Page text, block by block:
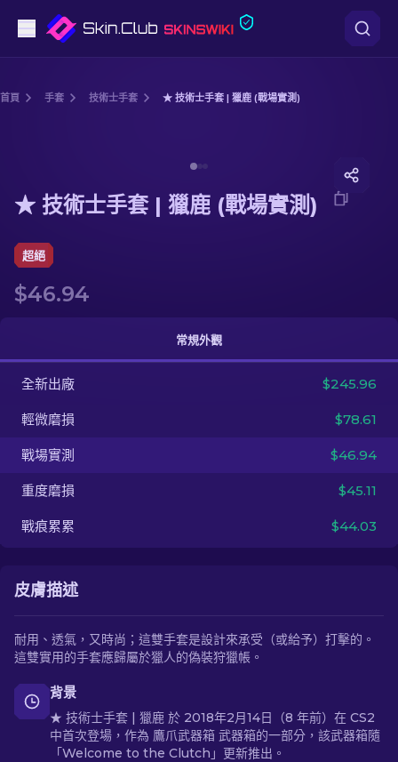
狙擊步槍
手套
其他
首頁 手套 技術士手套 ★ 技術士手套 | 獵鹿 (戰場實測)
★ 技術士手套 | 獵鹿 (戰場實測)
超絕
$46.94
常規外觀
全新出廠 $245.96
輕微磨損 $78.61
戰場實測 $46.94
重度磨損 $45.11
戰痕累累 $44.03
皮膚描述
耐用、透氣，又時尚；這雙手套是設計來承受（或給予）打擊的。
這雙實用的手套應歸屬於獵人的偽裝狩獵帳。
背景
★ 技術士手套 | 獵鹿 於 2018年2月14日（8 年前）在 CS2
中首次登場，作為 鷹爪武器箱 武器箱的一部分，該武器箱隨
「Welcome to the Clutch」更新推出。